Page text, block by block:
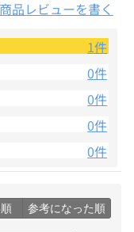
商品レビューを書く
1件
0件
0件
0件
0件
参考になった順